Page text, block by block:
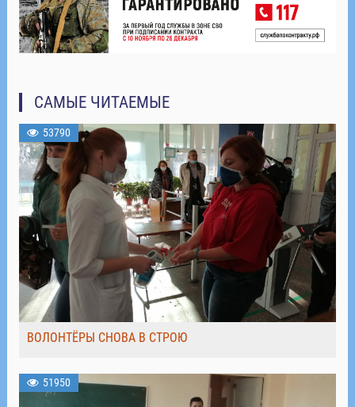
САМЫЕ ЧИТАЕМЫЕ
53790
ВОЛОНТЁРЫ СНОВА В СТРОЮ
51950